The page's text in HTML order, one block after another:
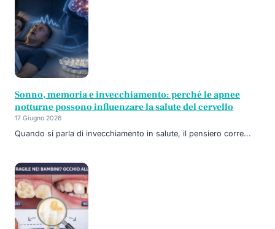
Sonno, memoria e invecchiamento: perché le apnee
notturne possono influenzare la salute del cervello
17 Giugno 2026
Quando si parla di invecchiamento in salute, il pensiero corre...